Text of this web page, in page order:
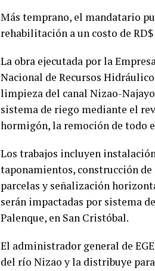
Más temprano, el mandatario
rehabilitación a un costo de RD$
La obra ejecutada por la
Nacional de Recursos
limpieza del canal Nizao-
sistema de riego mediante el
hormigón, la remoción de todo
Los trabajos incluyen
taponamientos, construcción
parcelas y señalización
serán impactadas por sistema
Palenque, en San Cristóbal.
El administrador general de
del río Nizao y la distribuye